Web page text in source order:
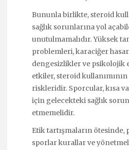
Bununla birlikte, steroid
sağlık sorunlarına yol
unutulmamalıdır. Yüksek
problemleri, karaciğer
dengesizlikler ve psikolojik
etkiler, steroid
riskleridir. Sporcular, kısa
için gelecekteki sağlık
etmemelidir.
Etik tartışmaların ötesinde,
sporlar kurallar ve